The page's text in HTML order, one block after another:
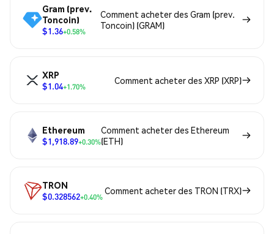
Gram (prev.
Toncoin)
$1.36+0.58%
Comment acheter des Gram (prev.
Toncoin) (GRAM)
XRP
$1.04+1.70%
Comment acheter des XRP (XRP)
Ethereum
$1,918.89+0.30%
Comment acheter des Ethereum
(ETH)
TRON
$0.328562+0.40%
Comment acheter des TRON (TRX)